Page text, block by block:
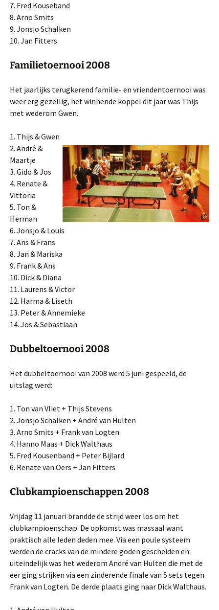
7. Fred Kouseband
8. Arno Smits
9. Jonsjo Schalken
10. Jan Fitters
Familietoernooi 2008
Het jaarlijks terugkerend familie- en vriendentoernooi was
weer erg gezellig, het winnende koppel dit jaar was Thijs
met wederom Gwen.
1. Thijs & Gwen
2. André &
Maartje
3. Gido & Jos
4. Renate &
Vittoria
5. Ton &
Herman
6. Jonsjo & Louis
7. Ans & Frans
8. Jan & Mariska
9. Frank & Ans
10. Dick & Diana
11. Laurens & Victor
12. Harma & Liseth
13. Peter & Annemieke
14. Jos & Sebastiaan
Dubbeltoernooi 2008
Het dubbeltoernooi van 2008 werd 5 juni gespeeld, de
uitslag werd:
1. Ton van Vliet + Thijs Stevens
2. Jonsjo Schalken + André van Hulten
3. Arno Smits + Frank van Logten
4. Hanno Maas + Dick Walthaus
5. Fred Kousenband + Peter Bijlard
6. Renate van Oers + Jan Fitters
Clubkampioenschappen 2008
Vrijdag 11 januari brandde de strijd weer los om het
clubkampioenschap. De opkomst was massaal want
praktisch alle leden deden mee. Via een poule systeem
werden de cracks van de mindere goden gescheiden en
uiteindelijk was het wederom André van Hulten die met de
eer ging strijken via een zinderende finale van 5 sets tegen
Frank van Logten. De derde plaats ging naar Dick Walthaus.